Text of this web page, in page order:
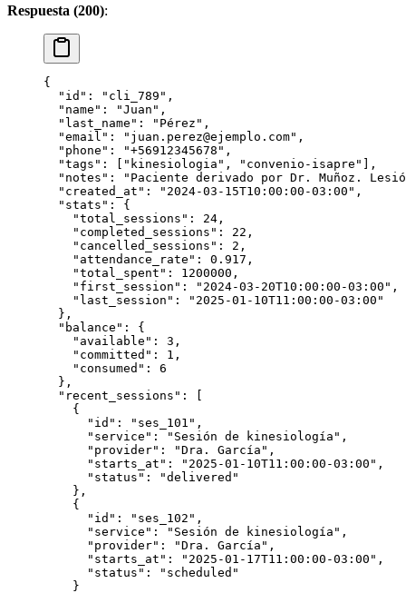
Respuesta (200):
{
  "id"
: "cli_789" ,
  "name"
: "Juan" ,
  "last_name"
: "Pérez" ,
  "email"
: "juan.perez@ejemplo.com" ,
  "phone"
: "+56912345678" ,
  "tags"
: [ "kinesiologia" , "convenio-isapre" ],
  "notes"
:
"Paciente derivado por Dr. Muñoz.
  "created_at"
: "2024-03-15T10:00:00-03:00" ,
  "stats"
: {
    "total_sessions"
: 24 ,
    "completed_sessions"
: 22 ,
    "cancelled_sessions"
: 2 ,
    "attendance_rate"
: 0.917 ,
    "total_spent"
: 1200000 ,
    "first_session"
: "2024-03-20T10:00:00-03:00" ,
    "last_session"
:
"2025-01-10T11:00:00-03:00"
  },
  "balance"
: {
    "available"
: 3 ,
    "committed"
: 1 ,
    "consumed"
: 6
  },
  "recent_sessions"
: [
    {
      "id"
: "ses_101" ,
      "service"
: "Sesión de kinesiología" ,
      "provider"
: "Dra. García" ,
      "starts_at"
: "2025-01-10T11:00:00-03:00" ,
      "status"
:
"delivered"
    },
    {
      "id"
: "ses_102" ,
      "service"
: "Sesión de kinesiología" ,
      "provider"
: "Dra. García" ,
      "starts_at"
: "2025-01-17T11:00:00-03:00" ,
      "status"
:
"scheduled"
    }